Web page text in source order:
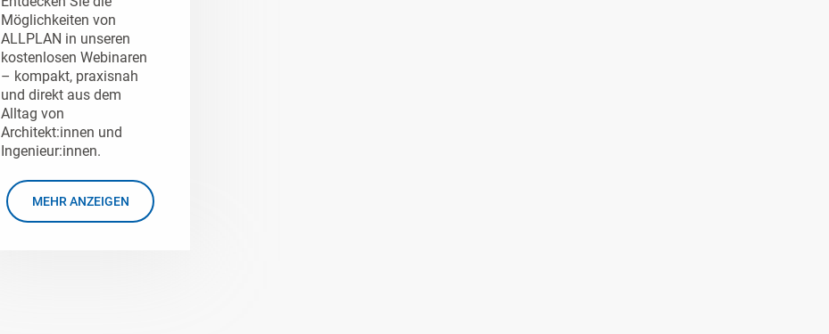
Möglichkeiten von
ALLPLAN in unseren
kostenlosen Webinaren
– kompakt, praxisnah
und direkt aus dem
Alltag von
Architekt:innen und
Ingenieur:innen.
MEHR ANZEIGEN